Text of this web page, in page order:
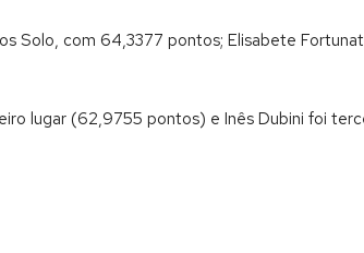
Solo, com 64,3377 pontos; Elisabete
lugar (62,9755 pontos) e Inês Dubini foi